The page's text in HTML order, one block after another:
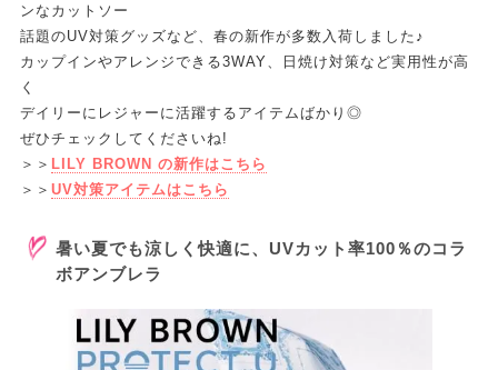
ンなカットソー
話題のUV対策グッズなど、春の新作が多数入荷しました♪
カップインやアレンジできる3WAY、日焼け対策など実用性が高
く
デイリーにレジャーに活躍するアイテムばかり◎
ぜひチェックしてくださいね!
＞＞ LILY BROWN の新作はこちら
＞＞ UV対策アイテムはこちら
暑い夏でも涼しく快適に、UVカット率100％のコラ
ボアンブレラ